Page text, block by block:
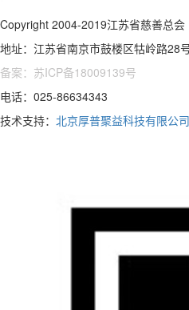
Copyright 2004-2019江苏省慈善总会
地址：江苏省南京市鼓楼区牯岭路28
备案：苏ICP备18009139号
电话：025-86634343
技术支持： 北京厚普聚益科技有限公司